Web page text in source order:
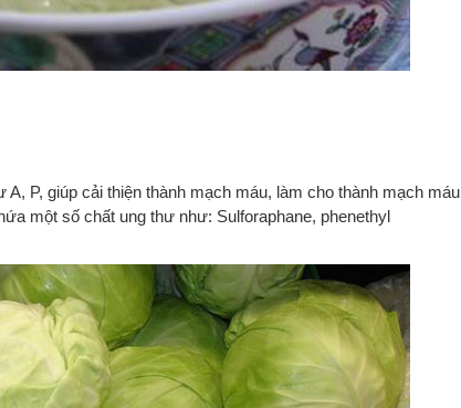
P, giúp cải thiện thành mạch máu, làm cho thành mạch máu
một số chất ung thư như: Sulforaphane, phenethyl